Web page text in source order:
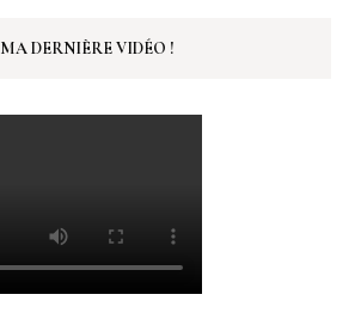
MA DERNIÈRE VIDÉO !